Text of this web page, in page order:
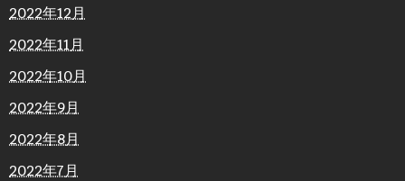
2022年12月
2022年11月
2022年10月
2022年9月
2022年8月
2022年7月